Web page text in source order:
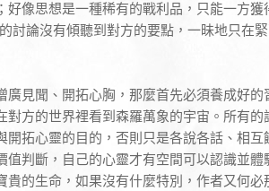
好像思想是一種稀有的戰利品，只能一方
討論沒有傾聽到對方的要點，一昧地只在
廣見聞、開拓心胸，那麼首先必須養成好的
對方的世界裡看到森羅萬象的宇宙。所有
開拓心靈的目的，否則只是各說各話、相
值判斷，自己的心靈才有空間可以認識並體
貴的生命，如果沒有什麼特別，作者又何